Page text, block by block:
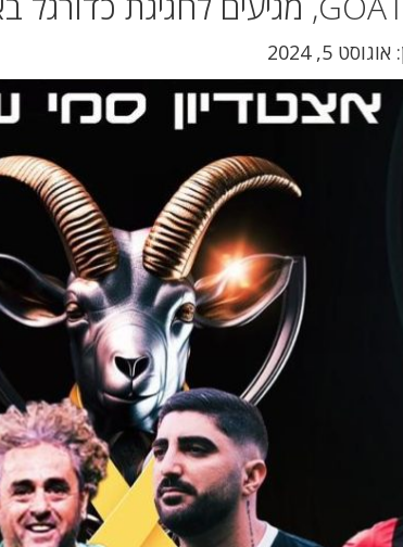
5, 2024